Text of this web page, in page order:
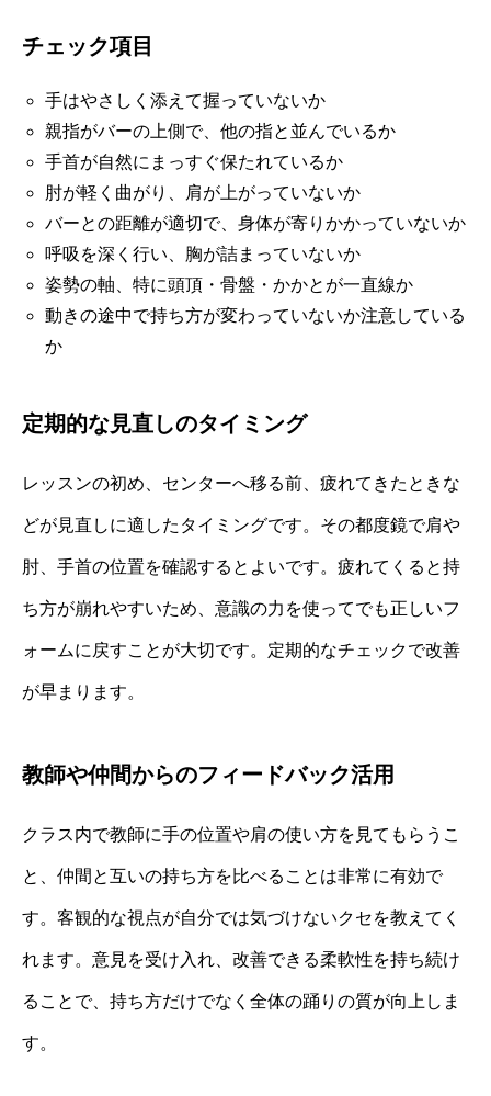
チェック項目
手はやさしく添えて握っていないか
親指がバーの上側で、他の指と並んでいるか
手首が自然にまっすぐ保たれているか
肘が軽く曲がり、肩が上がっていないか
バーとの距離が適切で、身体が寄りかかっていないか
呼吸を深く行い、胸が詰まっていないか
姿勢の軸、特に頭頂・骨盤・かかとが一直線か
動きの途中で持ち方が変わっていないか注意している
か
定期的な見直しのタイミング
レッスンの初め、センターへ移る前、疲れてきたときな
どが見直しに適したタイミングです。その都度鏡で肩や
肘、手首の位置を確認するとよいです。疲れてくると持
ち方が崩れやすいため、意識の力を使ってでも正しいフ
ォームに戻すことが大切です。定期的なチェックで改善
が早まります。
教師や仲間からのフィードバック活用
クラス内で教師に手の位置や肩の使い方を見てもらうこ
と、仲間と互いの持ち方を比べることは非常に有効で
す。客観的な視点が自分では気づけないクセを教えてく
れます。意見を受け入れ、改善できる柔軟性を持ち続け
ることで、持ち方だけでなく全体の踊りの質が向上しま
す。